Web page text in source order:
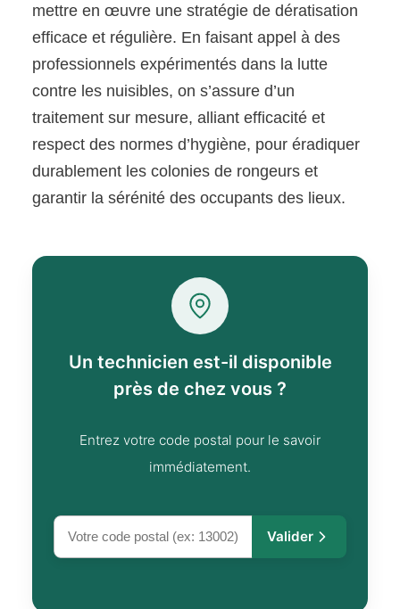
mettre en œuvre une stratégie de dératisation
efficace et régulière. En faisant appel à des
professionnels expérimentés dans la lutte
contre les nuisibles, on s’assure d’un
traitement sur mesure, alliant efficacité et
respect des normes d’hygiène, pour éradiquer
durablement les colonies de rongeurs et
garantir la sérénité des occupants des lieux.
Un technicien est-il disponible
près de chez vous ?
Entrez votre code postal pour le savoir
immédiatement.
Valider